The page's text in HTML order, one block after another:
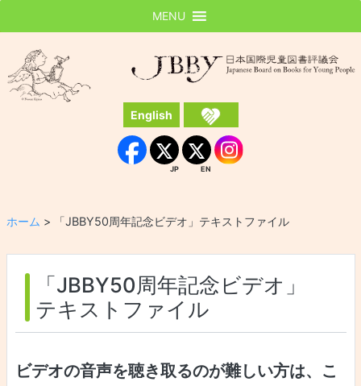
JBBY
English
Facebook
JP
JP
EN
EN Instagram
MENU
ホーム > 「JBBY50周年記念ビデオ」テキストファイル
「JBBY50周年記念ビデオ」
テキストファイル
ビデオの音声を聴き取るのが難しい方は、こ